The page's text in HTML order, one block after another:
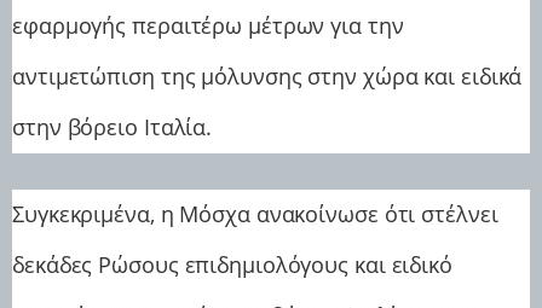
εφαρμογής περαιτέρω μέτρων για την
αντιμετώπιση της μόλυνσης στην χώρα και ειδικά
στην βόρειο Ιταλία.
Συγκεκριμένα, η Μόσχα ανακοίνωσε ότι στέλνει
δεκάδες Ρώσους επιδημιολόγους και ειδικό